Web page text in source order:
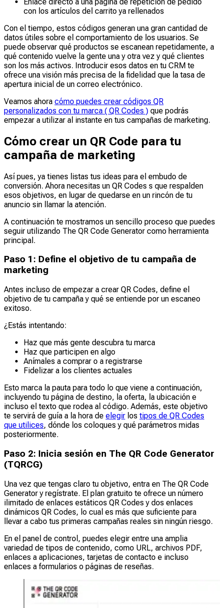
con los artículos del carrito ya rellenados
Con el tiempo, estos códigos generan una gran cantidad de
datos útiles sobre el comportamiento de los usuarios. Se
puede observar qué productos se escanean repetidamente, a
qué contenido vuelve la gente una y otra vez y qué clientes
son los más activos. Introducir esos datos en tu CRM te
ofrece una visión más precisa de la fidelidad que la tasa de
apertura inicial de un correo electrónico.
Veamos ahora cómo puedes crear códigos QR
personalizados con tu marca ( QR Codes ) que podrás
empezar a utilizar al instante en tus campañas de marketing.
Cómo crear un QR Code para tu
campaña de marketing
Así pues, ya tienes listas tus ideas para el embudo de
conversión. Ahora necesitas un QR Codes s que respalden
esos objetivos, en lugar de quedarse en un rincón de tu
anuncio sin llamar la atención.
A continuación te mostramos un sencillo proceso que puedes
seguir utilizando The QR Code Generator como herramienta
principal.
Paso 1: Define el objetivo de tu campaña de
marketing
Antes incluso de empezar a crear QR Codes, define el
objetivo de tu campaña y qué se entiende por un escaneo
exitoso.
¿Estás intentando:
Haz que más gente descubra tu marca
Haz que participen en algo
Anímales a comprar o a registrarse
Fidelizar a los clientes actuales
Esto marca la pauta para todo lo que viene a continuación,
incluyendo tu página de destino, la oferta, la ubicación e
incluso el texto que rodea al código. Además, este objetivo
te servirá de guía a la hora de elegir los tipos de QR Codes
que utilices, dónde los coloques y qué parámetros midas
posteriormente.
Paso 2: Inicia sesión en The QR Code Generator
(TQRCG)
Una vez que tengas claro tu objetivo, entra en The QR Code
Generator y regístrate. El plan gratuito te ofrece un número
ilimitado de enlaces estáticos QR Codes y dos enlaces
dinámicos QR Codes, lo cual es más que suficiente para
llevar a cabo tus primeras campañas reales sin ningún riesgo.
En el panel de control, puedes elegir entre una amplia
variedad de tipos de contenido, como URL, archivos PDF,
enlaces a aplicaciones, tarjetas de contacto e incluso
enlaces a formularios o páginas de reseñas.